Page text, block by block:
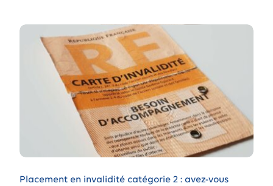
Placement en invalidité catégorie 2 : avez-vous